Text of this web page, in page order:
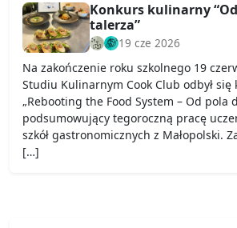
Konkurs kulinarny
talerza”
19 cze 2026
Na zakończenie roku szkolnego 19
Studiu Kulinarnym Cook Club odbył
„Rebooting the Food System – Od pola
podsumowujący tegoroczną pracę
szkół gastronomicznych z Małopolski.
[…]